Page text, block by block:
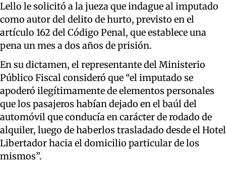
Lello le solicitó a la jueza que indague al imputado
como autor del delito de hurto, previsto en el
artículo 162 del Código Penal, que establece una
pena un mes a dos años de prisión.
En su dictamen, el representante del Ministerio
Público Fiscal consideró que “el imputado se
apoderó ilegítimamente de elementos personales
que los pasajeros habían dejado en el baúl del
automóvil que conducía en carácter de rodado de
alquiler, luego de haberlos trasladado desde el Hotel
Libertador hacia el domicilio particular de los
mismos”.